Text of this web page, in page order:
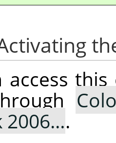
access
2006….